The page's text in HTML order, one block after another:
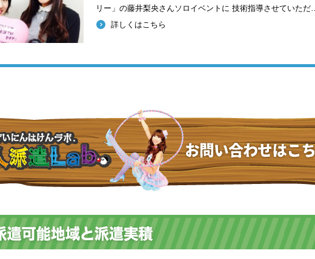
リー」の藤井梨央さんソロイベントに 技術指導させていただ…
詳しくはこちら